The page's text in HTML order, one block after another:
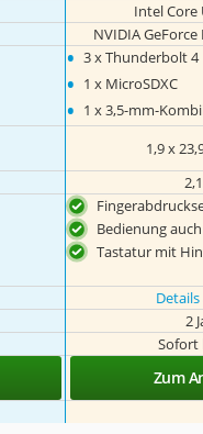
Intel Core
NVIDIA GeForce
• 3 x Thunderbolt 4
• 1 x MicroSDXC
• 1 x 3,5-mm-
1,9 x
Bedienung
Tastatur mit
2
Sofort
Zum